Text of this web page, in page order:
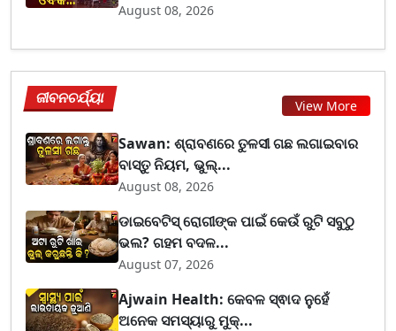
August 08, 2026
ଜୀବନଚର୍ଯ୍ୟା View More
Sawan: ଶ୍ରାବଣରେ ତୁଳସୀ ଗଛ ଲଗାଇବାର
ବାସ୍ତୁ ନିୟମ, ଭୁଲ୍...
August 08, 2026
ଡାଇବେଟିସ୍ ରୋଗୀଙ୍କ ପାଇଁ କେଉଁ ରୁଟି ସବୁଠୁ
ଭଲ? ଗହମ ବଦଳ...
August 07, 2026
Ajwain Health: କେବଳ ସ୍ଵାଦ ନୁହେଁ
ଅନେକ ସମସ୍ୟାରୁ ମୁକ୍...